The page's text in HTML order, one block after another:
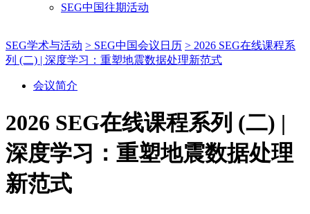
SEG中国往期活动
SEG学术与活动 > SEG中国会议日历 > 2026 SEG在线课程系
列 (二) | 深度学习：重塑地震数据处理新范式
会议简介
2026 SEG在线课程系列 (二) |
深度学习：重塑地震数据处理
新范式